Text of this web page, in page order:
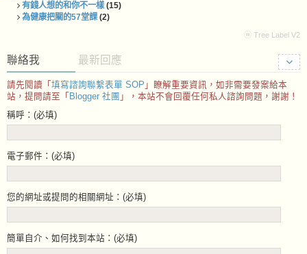
有錢人想的和你不一樣(15)
為健康把關的57堂課(2)
ⓦ Tree Label V2
聯絡我 最新回應
請先閱讀「 填寫諮詢聯繫表單 SOP 」瞭解重要資訊，如非需要發案給本
站，提問請至「 Blogger 社團 」，本站不會回覆任何私人諮詢問題，謝謝！
稱呼：(必填)
電子郵件：(必填)
您的網址或提問的相關網址：(必填)
簡單自介、如何找到本站：(必填)